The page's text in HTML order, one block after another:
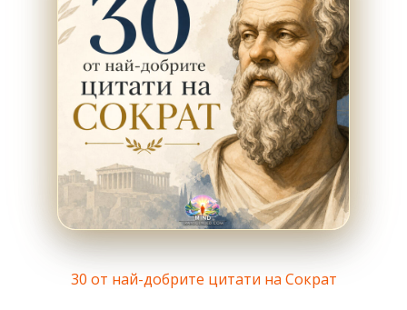
30 от най-добрите цитати на Сократ